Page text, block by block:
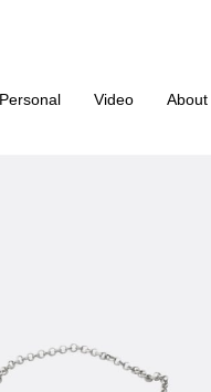
Personal Video About